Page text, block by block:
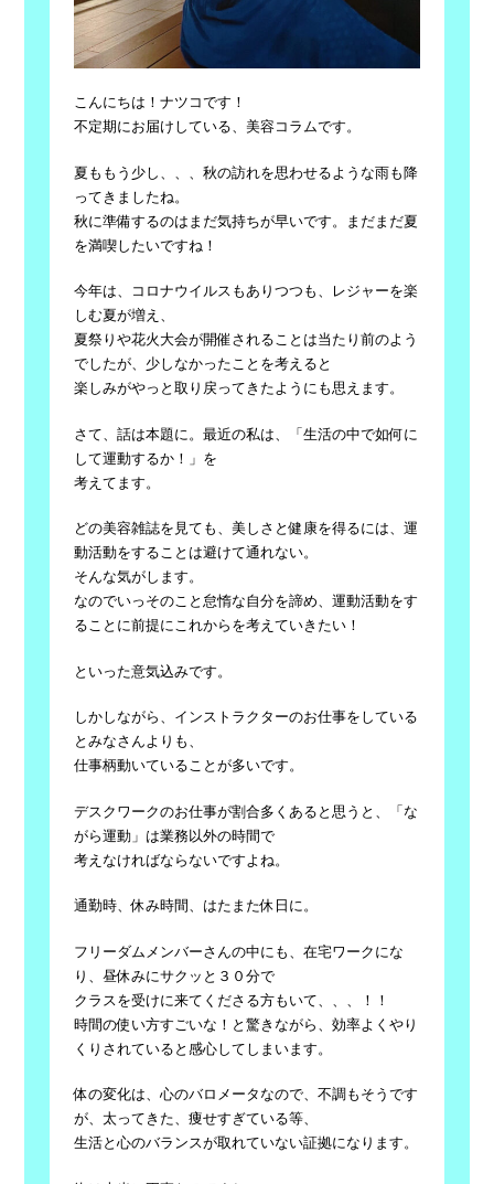
こんにちは！ナツコです！
不定期にお届けしている、美容コラムです。
夏ももう少し、、、秋の訪れを思わせるような雨も降
ってきましたね。
秋に準備するのはまだ気持ちが早いです。まだまだ夏
を満喫したいですね！
今年は、コロナウイルスもありつつも、レジャーを楽
しむ夏が増え、
夏祭りや花火大会が開催されることは当たり前のよう
でしたが、少しなかったことを考えると
楽しみがやっと取り戻ってきたようにも思えます。
さて、話は本題に。最近の私は、「生活の中で如何に
して運動するか！」を
考えてます。
どの美容雑誌を見ても、美しさと健康を得るには、運
動活動をすることは避けて通れない。
そんな気がします。
なのでいっそのこと怠惰な自分を諦め、運動活動をす
ることに前提にこれからを考えていきたい！
といった意気込みです。
しかしながら、インストラクターのお仕事をしている
とみなさんよりも、
仕事柄動いていることが多いです。
デスクワークのお仕事が割合多くあると思うと、「な
がら運動」は業務以外の時間で
考えなければならないですよね。
通勤時、休み時間、はたまた休日に。
フリーダムメンバーさんの中にも、在宅ワークにな
り、昼休みにサクッと３０分で
クラスを受けに来てくださる方もいて、、、！！
時間の使い方すごいな！と驚きながら、効率よくやり
くりされていると感心してしまいます。
体の変化は、心のバロメータなので、不調もそうです
が、太ってきた、痩せすぎている等、
生活と心のバランスが取れていない証拠になります。